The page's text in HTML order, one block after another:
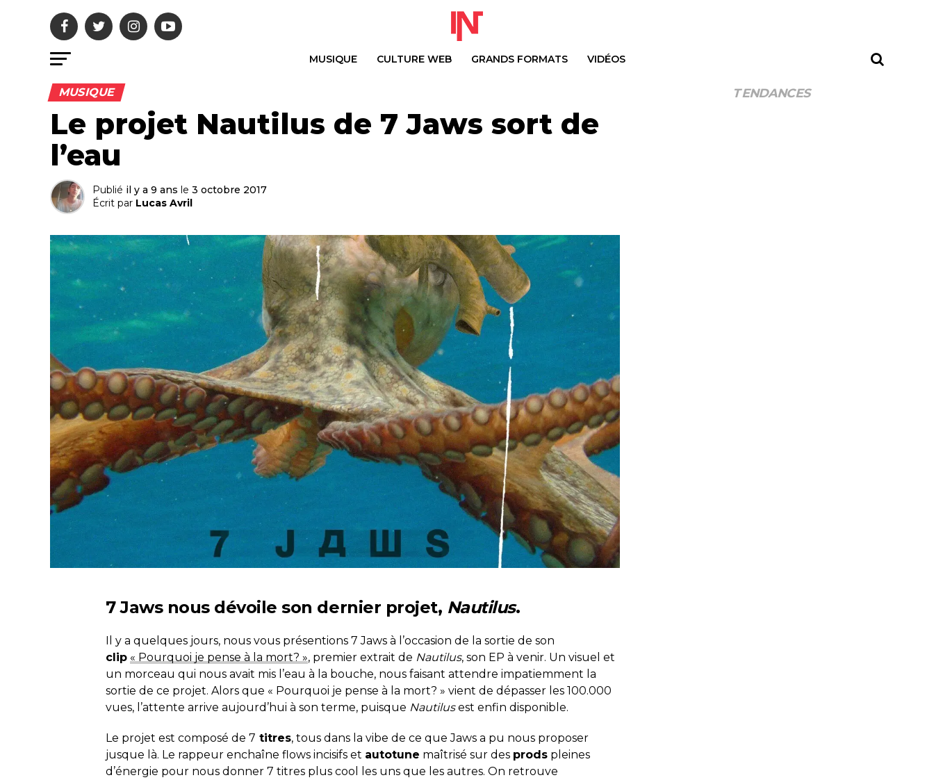
MUSIQUE CULTURE WEB GRANDS FORMATS VIDÉOS
MUSIQUE
Le projet Nautilus de 7 Jaws sort de
l’eau
Publié il y a 9 ans le 3 octobre 2017
Écrit par Lucas Avril
7 Jaws nous dévoile son dernier projet, Nautilus.
Il y a quelques jours, nous vous présentions 7 Jaws à l’occasion de la sortie de son
clip « Pourquoi je pense à la mort? », premier extrait de Nautilus, son EP à venir. Un visuel et
un morceau qui nous avait mis l’eau à la bouche, nous faisant attendre impatiemment la
sortie de ce projet. Alors que « Pourquoi je pense à la mort? » vient de dépasser les 100.000
vues, l’attente arrive aujourd’hui à son terme, puisque Nautilusest enfin disponible.
Le projet est composé de 7 titres, tous dans la vibe de ce que Jaws a pu nous proposer
jusque là. Le rappeur enchaîne flows incisifs et autotune maîtrisé sur des prods pleines
d’énergie pour nous donner 7 titres plus cool les uns que les autres. On retrouve
TENDANCES